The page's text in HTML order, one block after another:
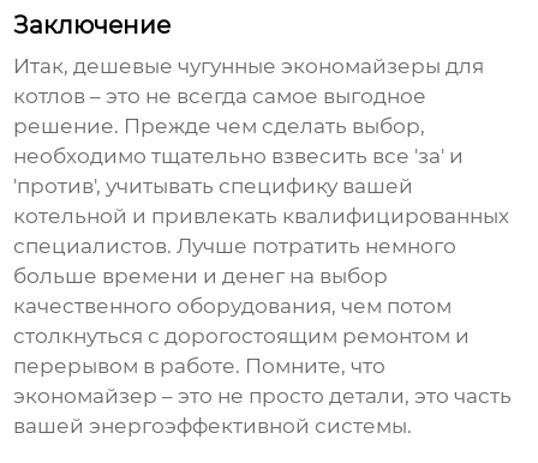
Заключение
Итак,дешевые чугунные экономайзеры для
котлов – это не всегда самое выгодное
решение. Прежде чем сделать выбор,
необходимо тщательно взвесить все 'за' и
'против', учитывать специфику вашей
котельной и привлекать квалифицированных
специалистов. Лучше потратить немного
больше времени и денег на выбор
качественного оборудования, чем потом
столкнуться с дорогостоящим ремонтом и
перерывом в работе. Помните, что
экономайзер – это не просто детали, это часть
вашей энергоэффективной системы.